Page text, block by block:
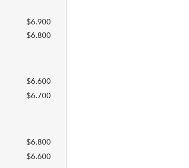
$6.900
$6.800
$6.600
$6.700
$6.800
$6.600